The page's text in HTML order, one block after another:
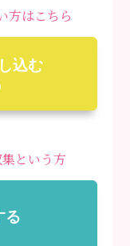
方はこちら
込む
という方
る